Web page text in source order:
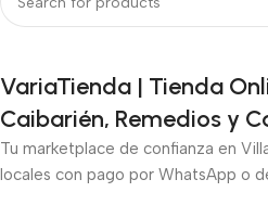
VariaTienda | Tienda
Caibarién, Remedios y
Tu marketplace de confianza en
locales con pago por WhatsApp o